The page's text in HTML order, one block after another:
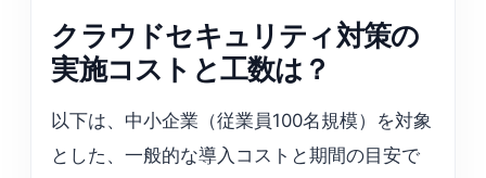
クラウドセキュリティ対策の
実施コストと工数は？
以下は、中小企業（従業員100名規模）を対象
とした、一般的な導入コストと期間の目安で